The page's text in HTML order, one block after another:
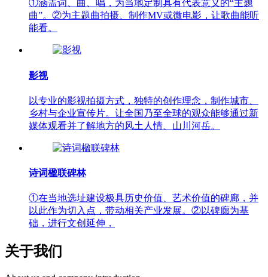
①涵盖词、曲、唱，为当地定制具有代表意义的“主题
曲”。②为主题曲拍摄、制作MV或微电影，让歌曲能听
能看。
影视
以专业的影视拍摄方式，独特的创作理念，制作城市、
乡村与企业宣传片。让全国乃至全球的观众能够通过新
媒体观看并了解地方的风土人情、山川河岳。
诗词楹联碑林
①在当地选址建设极具历史价值、艺术价值的碑廊，并
以此作为切入点，带动相关产业发展。②以碑廊为基
础，进行文创延伸，
关于我们